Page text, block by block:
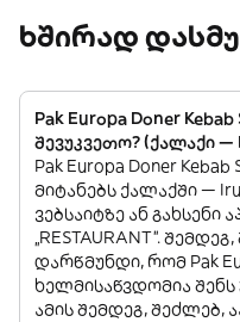
ხშირად
Pak Europa Doner
შევუკვეთო? (ქალაქი —
Pak Europa Doner
მიტანებს ქალაქში —
ვებსაიტზე ან გახსენი
„RESTAURANT”.
დარწმუნდი, რომ Pak
ხელმისაწვდომია შენს
ამის შემდეგ, შეძლებ,